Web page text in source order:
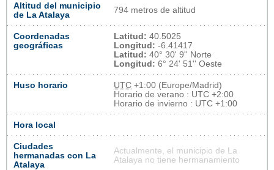
Altitud del municipio
de La Atalaya
794 metros de altitud
Coordenadas
geográficas
Latitud: 40.5025
Longitud: -6.41417
Latitud: 40° 30' 9'' Norte
Longitud: 6° 24' 51'' Oeste
Huso horario UTC +1:00 (Europe/Madrid)
Horario de verano : UTC +2:00
Horario de invierno : UTC +1:00
Hora local
Ciudades
hermanadas con La
Atalaya
Actualmente, el municipio de La
Atalaya no tiene hermanamiento